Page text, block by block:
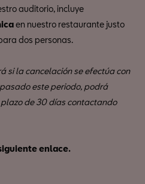
auditorio, incluye
en nuestro restaurante justo
dos personas.
si la cancelación se efectúa con
este periodo, podrá
de 30 días contactando
enlace.